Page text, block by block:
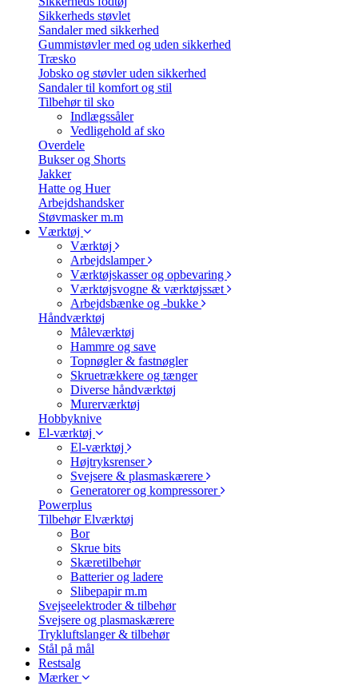
Sikkerheds støvlet
Sandaler med sikkerhed
Gummistøvler med og uden sikkerhed
Træsko
Jobsko og støvler uden sikkerhed
Sandaler til komfort og stil
Tilbehør til sko
Indlægssåler
Vedligehold af sko
Overdele
Bukser og Shorts
Jakker
Hatte og Huer
Arbejdshandsker
Støvmasker m.m
Værktøj
Værktøj
Arbejdslamper
Værktøjskasser og opbevaring
Værktøjsvogne & værktøjssæt
Arbejdsbænke og -bukke
Håndværktøj
Måleværktøj
Hammre og save
Topnøgler & fastnøgler
Skruetrækkere og tænger
Diverse håndværktøj
Murerværktøj
Hobbyknive
El-værktøj
El-værktøj
Højtryksrenser
Svejsere & plasmaskærere
Generatorer og kompressorer
Powerplus
Tilbehør Elværktøj
Bor
Skrue bits
Skæretilbehør
Batterier og ladere
Slibepapir m.m
Svejseelektroder & tilbehør
Svejsere og plasmaskærere
Trykluftslanger & tilbehør
Stål på mål
Restsalg
Mærker